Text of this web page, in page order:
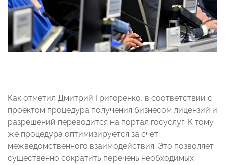
Как отметил Дмитрий Григоренко, в соответствии с
проектом процедура получения бизнесом лицензий и
разрешений переводится на портал госуслуг. К тому
же процедура оптимизируется за счет
межведомственного взаимодействия. Это позволяет
существенно сократить перечень необходимых